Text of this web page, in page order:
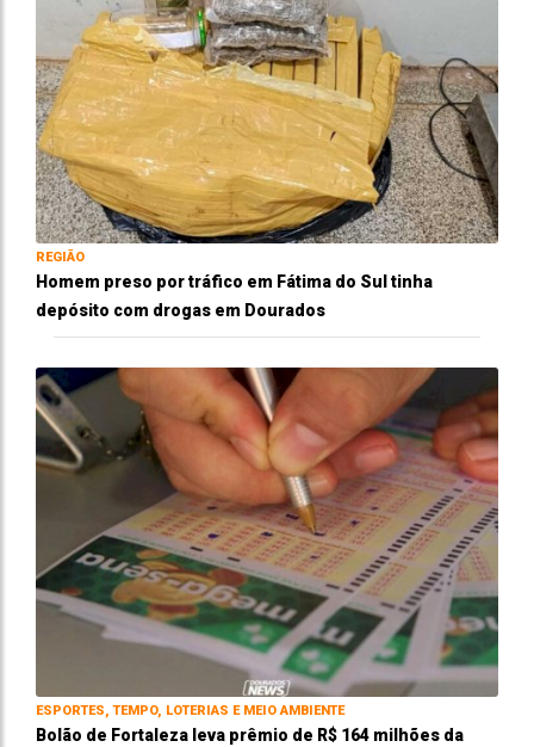
REGIÃO
Homem preso por tráfico em Fátima do Sul tinha
depósito com drogas em Dourados
ESPORTES, TEMPO, LOTERIAS E MEIO AMBIENTE
Bolão de Fortaleza leva prêmio de R$ 164 milhões da